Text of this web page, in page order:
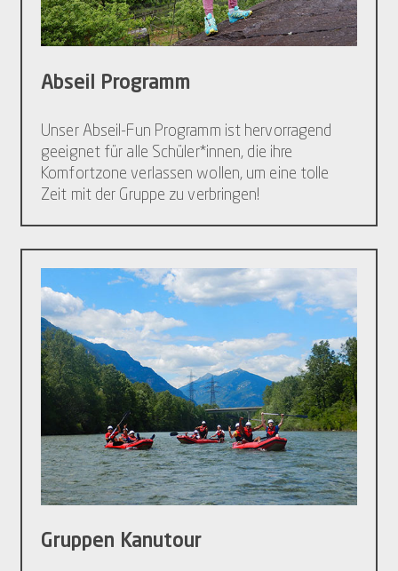
Abseil Programm
Unser Abseil-Fun Programm ist hervorragend
geeignet für alle Schüler*innen, die ihre
Komfortzone verlassen wollen, um eine tolle
Zeit mit der Gruppe zu verbringen!
Gruppen Kanutour